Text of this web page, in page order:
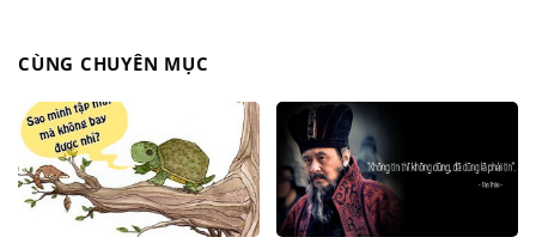
CÙNG CHUYÊN MỤC